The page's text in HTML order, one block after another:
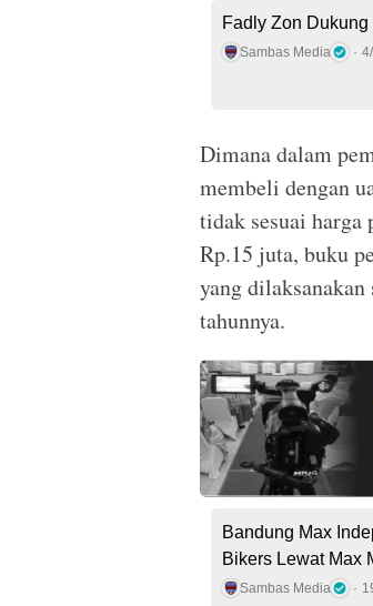
Fadly Zon Dukung
Sambas Media
Dimana dalam
membeli dengan
tidak sesuai harga
Rp.15 juta, buku
yang
tahunnya.
Bandung Max
Bikers Lewat Max
Sambas Media